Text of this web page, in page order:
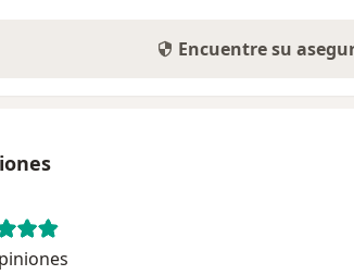
Encuentre su